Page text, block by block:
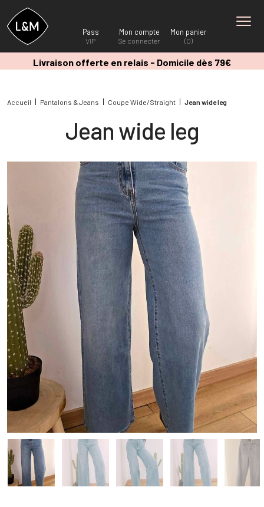
Pass
VIP
Mon compte
Se connecter
Mon panier
(0)
Livraison offerte en relais - Domicile dès 79€
Accueil Pantalons & Jeans Coupe Wide/Straight Jean wide leg
Jean wide leg